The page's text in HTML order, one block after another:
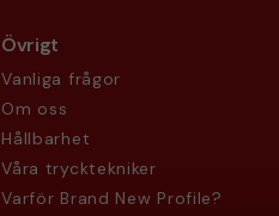
Övrigt
Vanliga frågor
Om oss
Hållbarhet
Våra trycktekniker
Varför Brand New Profile?